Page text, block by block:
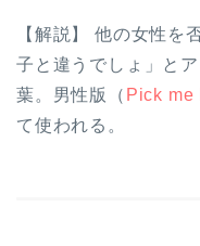
【解説】 他の女性を
子と違うでしょ」と
葉。男性版（ Pick me
て使われる。